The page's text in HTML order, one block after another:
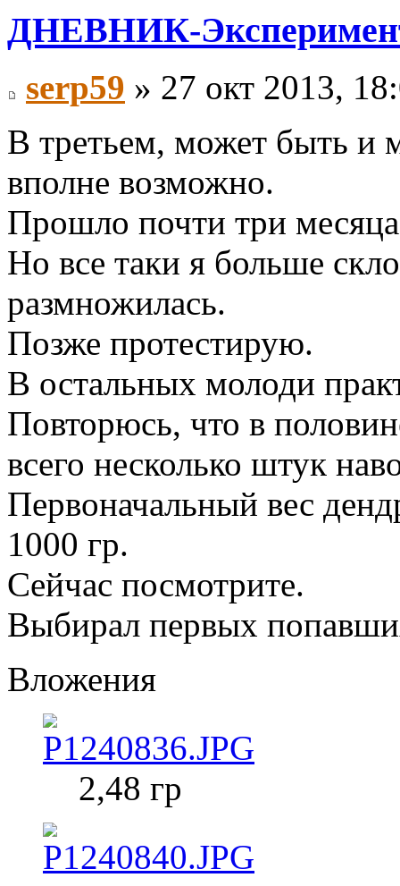
ДНЕВНИК-
serp59 » 27 окт 2013,
В третьем, может быть и
вполне возможно.
Прошло почти три
Но все таки я больше
размножилась.
Позже протестирую.
В остальных молоди
Повторюсь, что в
всего несколько штук
Первоначальный вес
1000 гр.
Сейчас посмотрите.
Выбирал первых
Вложения
2,48 гр